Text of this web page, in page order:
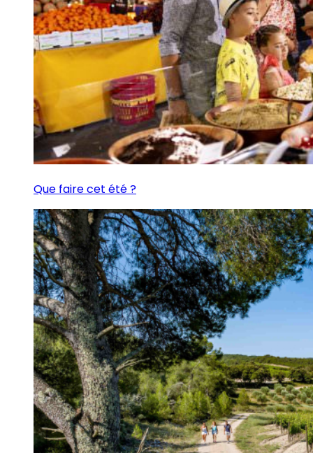
Que faire cet été ?